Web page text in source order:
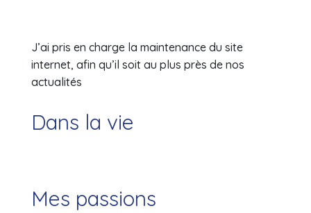
J’ai pris en charge la maintenance du site
internet, afin qu’il soit au plus près de nos
actualités
Dans la vie
Mes passions